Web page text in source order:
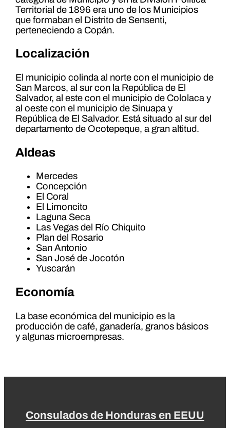
Territorial de 1896 era uno de los Municipios
que formaban el Distrito de Sensenti,
perteneciendo a Copán.
Localización
El municipio colinda al norte con el municipio de
San Marcos, al sur con la República de El
Salvador, al este con el municipio de Cololaca y
al oeste con el municipio de Sinuapa y
República de El Salvador. Está situado al sur del
departamento de Ocotepeque, a gran altitud.
Aldeas
Mercedes
Concepción
El Coral
El Limoncito
Laguna Seca
Las Vegas del Río Chiquito
Plan del Rosario
San Antonio
San José de Jocotón
Yuscarán
Economía
La base económica del municipio es la
producción de café, ganadería, granos básicos
y algunas microempresas.
Consulados de Honduras en EEUU